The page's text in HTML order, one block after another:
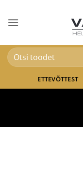
content
Otsi:
ETTEVÕTTEST